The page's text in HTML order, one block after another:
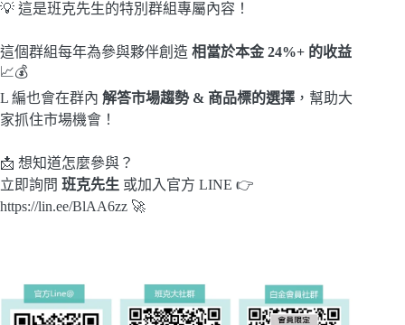
💡 這是班克先生的特別群組專屬內容！
這個群組每年為參與夥伴創造 相當於本金 24%+ 的收益
📈💰
L 編也會在群內 解答市場趨勢 & 商品標的選擇 ，幫助大
家抓住市場機會！
📩 想知道怎麼參與？
立即詢問 班克先生 或加入官方 LINE 👉
https://lin.ee/BlAA6zz 🚀